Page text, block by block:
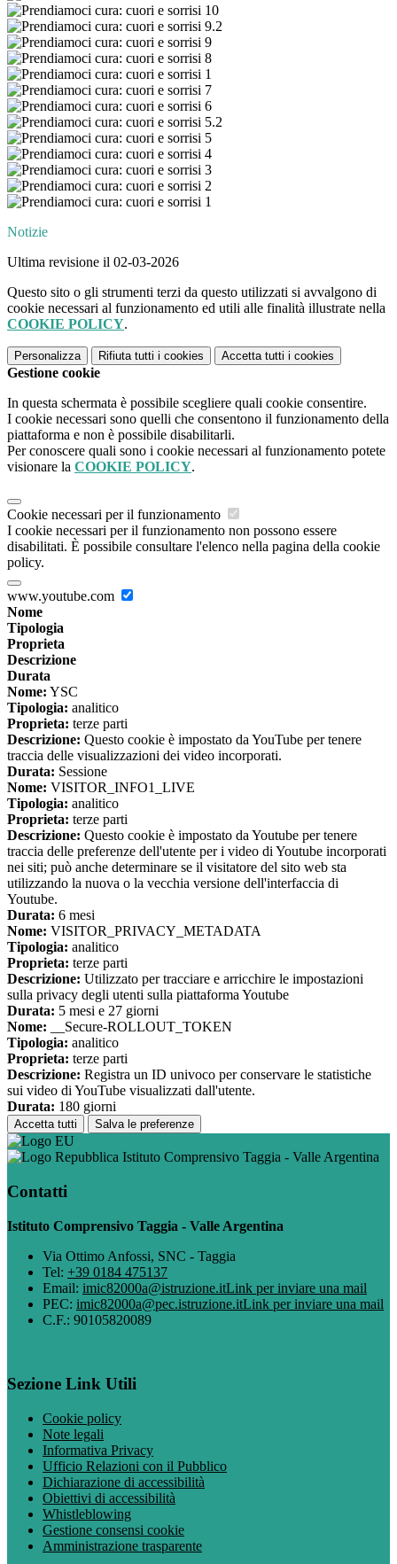
Notizie
Ultima revisione il 02-03-2026
Questo sito o gli strumenti terzi da questo utilizzati si avvalgono di
cookie necessari al funzionamento ed utili alle finalità illustrate nella
COOKIE POLICY.
Personalizza Rifiuta tutti i cookies Accetta tutti i cookies
Gestione cookie
In questa schermata è possibile scegliere quali cookie consentire.
I cookie necessari sono quelli che consentono il funzionamento della
piattaforma e non è possibile disabilitarli.
Per conoscere quali sono i cookie necessari al funzionamento potete
visionare la COOKIE POLICY.
Cookie necessari per il funzionamento
I cookie necessari per il funzionamento non possono essere
disabilitati. È possibile consultare l'elenco nella pagina della cookie
policy.
www.youtube.com
Nome
Tipologia
Proprieta
Descrizione
Durata
Nome: YSC
Tipologia: analitico
Proprieta: terze parti
Descrizione: Questo cookie è impostato da YouTube per tenere
traccia delle visualizzazioni dei video incorporati.
Durata: Sessione
Nome: VISITOR_INFO1_LIVE
Tipologia: analitico
Proprieta: terze parti
Descrizione: Questo cookie è impostato da Youtube per tenere
traccia delle preferenze dell'utente per i video di Youtube incorporati
nei siti; può anche determinare se il visitatore del sito web sta
utilizzando la nuova o la vecchia versione dell'interfaccia di
Youtube.
Durata: 6 mesi
Nome: VISITOR_PRIVACY_METADATA
Tipologia: analitico
Proprieta: terze parti
Descrizione: Utilizzato per tracciare e arricchire le impostazioni
sulla privacy degli utenti sulla piattaforma Youtube
Durata: 5 mesi e 27 giorni
Nome: __Secure-ROLLOUT_TOKEN
Tipologia: analitico
Proprieta: terze parti
Descrizione: Registra un ID univoco per conservare le statistiche
sui video di YouTube visualizzati dall'utente.
Durata: 180 giorni
Accetta tutti Salva le preferenze
Istituto Comprensivo Taggia - Valle Argentina
Contatti
Istituto Comprensivo Taggia - Valle Argentina
Via Ottimo Anfossi, SNC - Taggia
Tel: +39 0184 475137
Email: imic82000a@istruzione.itLink per inviare una mail
PEC: imic82000a@pec.istruzione.itLink per inviare una mail
C.F.: 90105820089
Sezione Link Utili
Cookie policy
Note legali
Informativa Privacy
Ufficio Relazioni con il Pubblico
Dichiarazione di accessibilità
Obiettivi di accessibilità
Whistleblowing
Gestione consensi cookie
Amministrazione trasparente